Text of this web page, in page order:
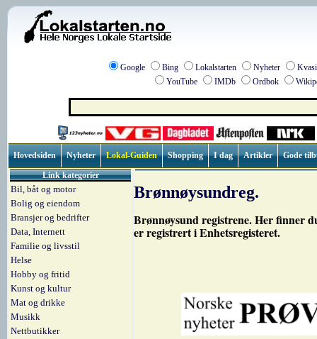
Google Bing Lokalstarten Nyheter
YouTube
IMDb Ordbok
Hovedsiden Nyheter Lokal-Guiden Shopping I dag Artikler
Gode
Link kategorier
Bil, båt og motor
Bolig og eiendom
Bransjer og bedrifter
Data, Internett
Familie og livsstil
Helse
Hobby og fritid
Kunst og kultur
Mat og drikke
Musikk
Nettbutikker
Brønnøysundreg.
Brønnøysund registrene. Her finner
er registrert i Enhetsregisteret.